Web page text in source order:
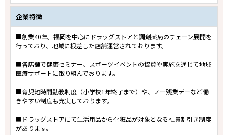
企業特徴
■創業40年。福岡を中心にドラッグストアと調剤薬局のチェーン展開を
行っており、地域に根差した店舗運営されております。
■各店舗で健康セミナー、スポーツイベントの協賛や実施を通じて地域
医療サポートに取り組んでおります。
■育児短時間勤務制度（小学校1年終了まで）や、ノー残業デーなど働
きやすい制度も充実しております。
■ドラッグストアにて生活用品から化粧品が対象となる社員割引き制度
があります。